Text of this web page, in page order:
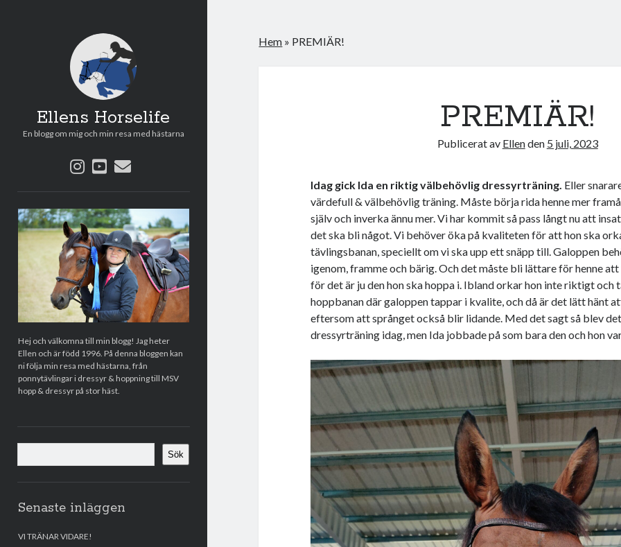
Ellens Horselife
En blogg om mig och min resa med hästarna
instagram
youtube
e-
Sidopanel
Hej och välkomna till min blogg! Jag heter
Ellen och är född 1996. På denna bloggen kan
ni följa min resa med hästarna, från
ponnytävlingar i dressyr & hoppning till MSV
hopp & dressyr på stor häst.
Sök
Senaste inläggen
VI TRÄNAR VIDARE!
Hem » PREMIÄR!
PREMIÄR!
Publicerat av Ellenden 5 juli, 2023
Idag gick Ida en riktig välbehövlig dressyrträning. Eller
värdefull & välbehövlig träning. Måste börja rida henne mer
själv och inverka ännu mer. Vi har kommit så pass långt nu att
det ska bli något. Vi behöver öka på kvaliteten för att hon ska
tävlingsbanan, speciellt om vi ska upp ett snäpp till. Galoppen
igenom, framme och bärig. Och det måste bli lättare för henne att
för det är ju den hon ska hoppa i. Ibland orkar hon inte riktigt och
hoppbanan där galoppen tappar i kvalite, och då är det lätt hänt
eftersom att språnget också blir lidande. Med det sagt så blev
dressyrträning idag, men Ida jobbade på som bara den och hon